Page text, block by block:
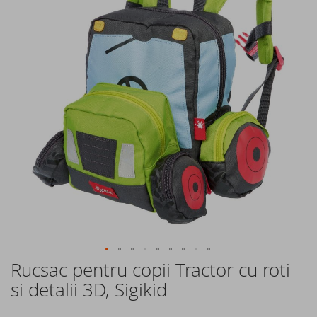
Rucsac pentru copii Tractor cu roti
si detalii 3D, Sigikid
Skip
to
the